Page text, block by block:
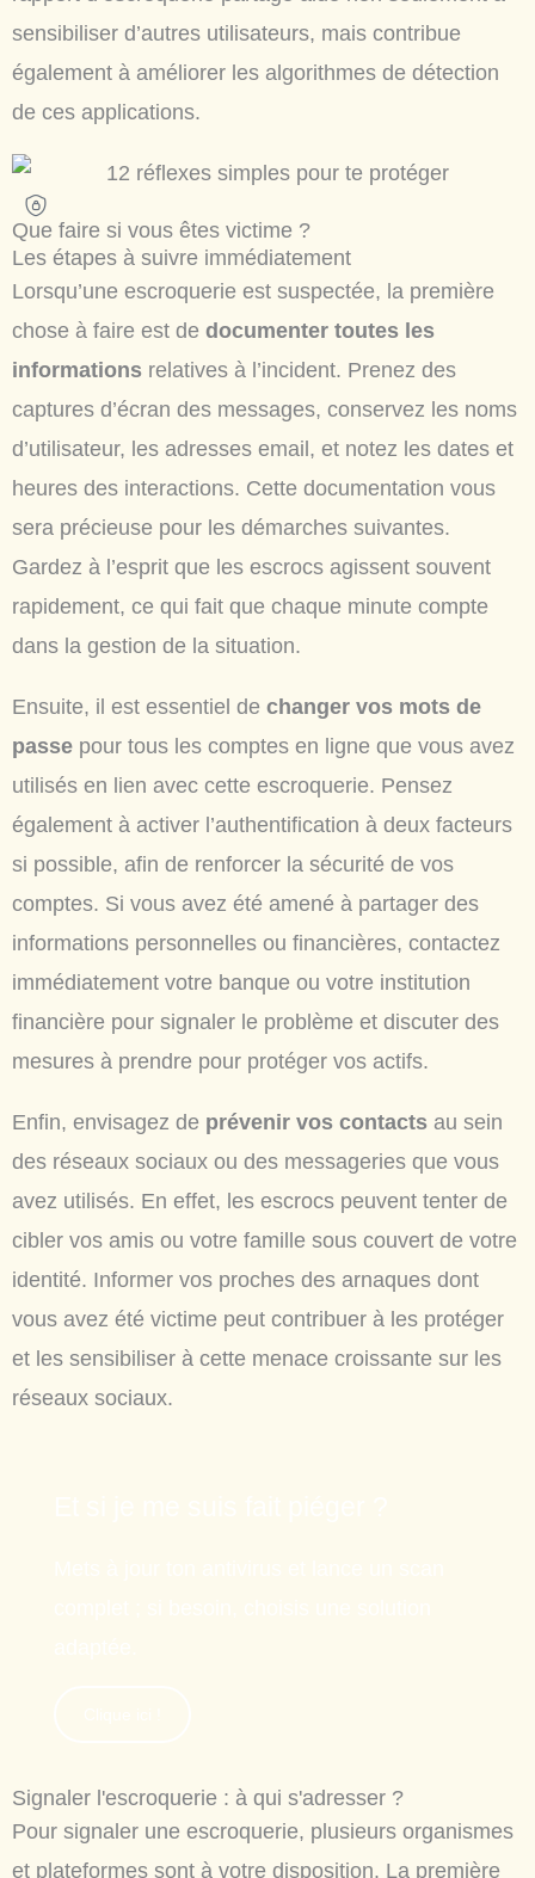
sensibiliser d’autres utilisateurs, mais contribue
également à améliorer les algorithmes de détection
de ces applications.
Que faire si vous êtes victime ?
Les étapes à suivre immédiatement
Lorsqu’une escroquerie est suspectée, la première
chose à faire est de documenter toutes les
informations relatives à l’incident. Prenez des
captures d’écran des messages, conservez les noms
d’utilisateur, les adresses email, et notez les dates et
heures des interactions. Cette documentation vous
sera précieuse pour les démarches suivantes.
Gardez à l’esprit que les escrocs agissent souvent
rapidement, ce qui fait que chaque minute compte
dans la gestion de la situation.
Ensuite, il est essentiel de changer vos mots de
passe pour tous les comptes en ligne que vous avez
utilisés en lien avec cette escroquerie. Pensez
également à activer l’authentification à deux facteurs
si possible, afin de renforcer la sécurité de vos
comptes. Si vous avez été amené à partager des
informations personnelles ou financières, contactez
immédiatement votre banque ou votre institution
financière pour signaler le problème et discuter des
mesures à prendre pour protéger vos actifs.
Enfin, envisagez de prévenir vos contacts au sein
des réseaux sociaux ou des messageries que vous
avez utilisés. En effet, les escrocs peuvent tenter de
cibler vos amis ou votre famille sous couvert de votre
identité. Informer vos proches des arnaques dont
vous avez été victime peut contribuer à les protéger
et les sensibiliser à cette menace croissante sur les
réseaux sociaux.
Signaler l'escroquerie : à qui s'adresser ?
Pour signaler une escroquerie, plusieurs organismes
et plateformes sont à votre disposition. La première